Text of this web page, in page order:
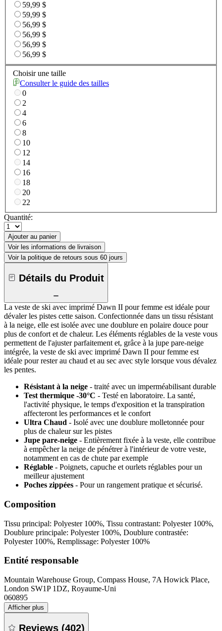
59,99 $
59,99 $
56,99 $
56,99 $
56,99 $
56,99 $
Choisir une taille
Consulter le guide des tailles
0
2
4
6
8
10
12
14
16
18
20
22
Quantité:
Ajouter au panier
Voir les informations de livraison
Voir la politique de retours sous 60 jours
Détails du Produit
La veste de ski avec imprimé Dawn II pour femme est idéale pour
dévaler les pistes cette saison. Confectionnée dans un tissu résistant
à la neige, elle est isolée avec une doublure en polaire douce pour
plus de confort et de chaleur. Les éléments réglables de la veste vous
permettent de l'ajuster parfaitement et, grâce à la jupe pare-neige
intégrée, la veste de ski avec imprimé Dawn II pour femme est
idéale pour rester au chaud et au sec avec style lorsque vous dévalez
les pentes.
Résistant à la neige - traité avec un imperméabilisant durable
Test thermique -30°C - Testé en laboratoire. La santé,
l'activité physique, le temps d'exposition et la transpiration
affecteront les performances et le confort
Ultra Chaud - Isolé avec une doublure molletonnée pour
plus de chaleur sur les pistes
Jupe pare-neige - Entièrement fixée à la veste, elle contribue
à empêcher la neige de pénétrer à l'intérieur de votre veste,
notamment en cas de chute par exemple
Réglable - Poignets, capuche et ourlets réglables pour un
meilleur ajustement
Poches zippées - Pour un rangement pratique et sécurisé.
Composition
Tissu principal: Polyester 100%, Tissu contrastant: Polyester 100%,
Doublure principale: Polyester 100%, Doublure contrastée:
Polyester 100%, Remplissage: Polyester 100%
Entité responsable
Mountain Warehouse Group, Compass House, 7A Howick Place,
London SW1P 1DZ, Royaume-Uni
060895
Afficher plus
Reviews (402)